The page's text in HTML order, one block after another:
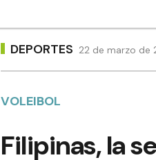
DEPORTES 22 de marzo de
VOLEIBOL
Filipinas, la